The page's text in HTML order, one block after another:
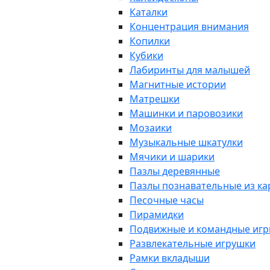
Каталки
Концентрация внимания
Копилки
Кубики
Лабиринты для малышей
Магнитные истории
Матрешки
Машинки и паровозики
Мозаики
Музыкальные шкатулки
Мячики и шарики
Пазлы деревянные
Пазлы познавательные из
Песочные часы
Пирамидки
Подвижные и командные
Развлекательные игрушки
Рамки вкладыши